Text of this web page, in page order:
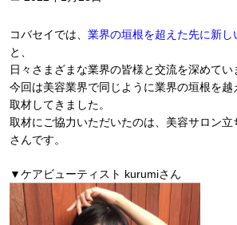
コバセイでは、 業界の垣根を超えた先に新し
と、
日々さまざまな業界の皆様と交流を深めてい
今回は美容業界で同じように業界の垣根を
取材してきました。
取材にご協力いただいたのは、美容サロン
さんです。
▼ケアビューティスト kurumiさん